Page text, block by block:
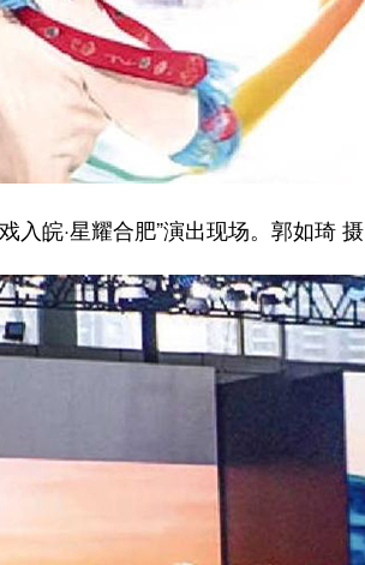
入皖·星耀合肥”演出现场。郭如琦 摄